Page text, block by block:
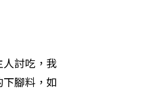
討吃，我
腳料，如